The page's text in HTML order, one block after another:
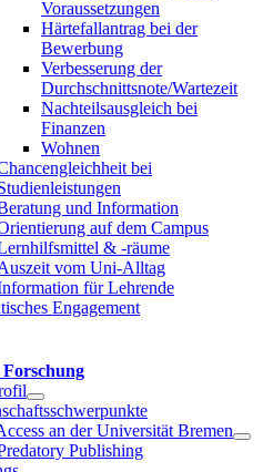
Voraussetzungen
Härtefallantrag bei der
Bewerbung
Verbesserung der
Durchschnittsnote/Wartezeit
Nachteilsausgleich bei
Finanzen
Wohnen
bei
und Information
auf dem Campus
& -räume
vom Uni-Alltag
für Lehrende
Engagement
Forschung
an der Universität Bremen
Publishing